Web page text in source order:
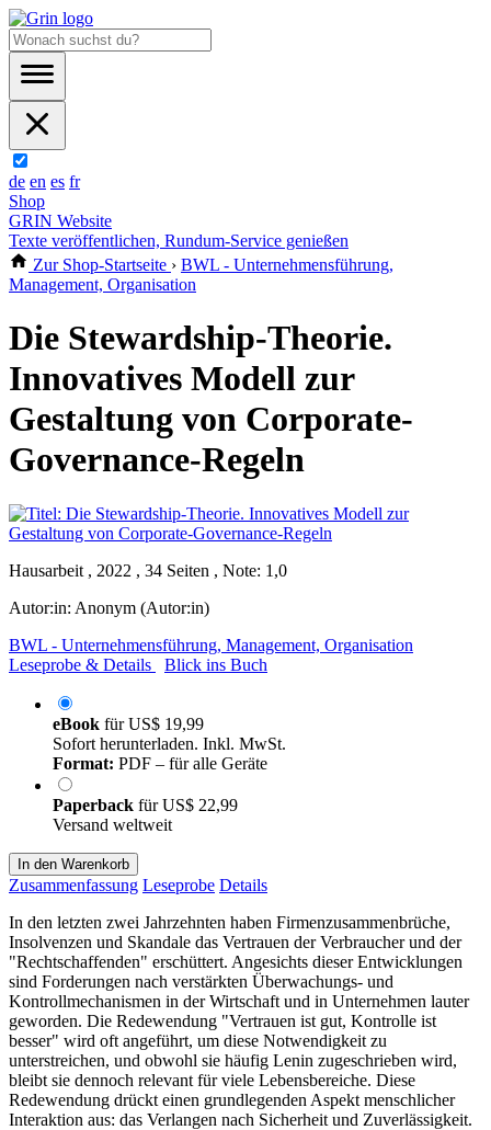
de en es fr
Shop
GRIN Website
Texte veröffentlichen, Rundum-Service genießen
Zur Shop-Startseite › BWL - Unternehmensführung,
Management, Organisation
Die Stewardship-Theorie.
Innovatives Modell zur
Gestaltung von Corporate-
Governance-Regeln
Hausarbeit , 2022 , 34 Seiten , Note: 1,0
Autor:in: Anonym (Autor:in)
BWL - Unternehmensführung, Management, Organisation
Leseprobe & Details
Blick ins Buch
eBook fürUS$ 19,99
Sofort herunterladen. Inkl. MwSt.
Format: PDF – für alle Geräte
Paperback fürUS$ 22,99
Versand weltweit
In den Warenkorb
Zusammenfassung Leseprobe Details
In den letzten zwei Jahrzehnten haben Firmenzusammenbrüche,
Insolvenzen und Skandale das Vertrauen der Verbraucher und der
"Rechtschaffenden" erschüttert. Angesichts dieser Entwicklungen
sind Forderungen nach verstärkten Überwachungs- und
Kontrollmechanismen in der Wirtschaft und in Unternehmen lauter
geworden. Die Redewendung "Vertrauen ist gut, Kontrolle ist
besser" wird oft angeführt, um diese Notwendigkeit zu
unterstreichen, und obwohl sie häufig Lenin zugeschrieben wird,
bleibt sie dennoch relevant für viele Lebensbereiche. Diese
Redewendung drückt einen grundlegenden Aspekt menschlicher
Interaktion aus: das Verlangen nach Sicherheit und Zuverlässigkeit.